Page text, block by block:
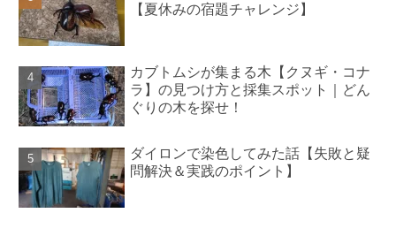
【夏休みの宿題チャレンジ】
カブトムシが集まる木【クヌギ・コナ
ラ】の見つけ方と採集スポット｜どん
ぐりの木を探せ！
ダイロンで染色してみた話【失敗と疑
問解決＆実践のポイント】